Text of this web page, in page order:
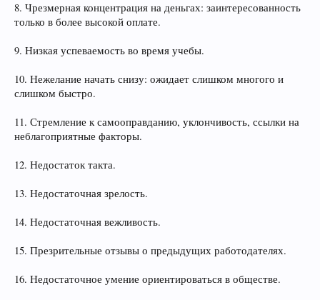
8. Чрезмерная концентрация на деньгах: заинтересованность
только в более высокой оплате.
9. Низкая успеваемость во время учебы.
10. Нежелание начать снизу: ожидает слишком многого и
слишком быстро.
11. Стремление к самооправданию, уклончивость, ссылки на
неблагоприятные факторы.
12. Недостаток такта.
13. Недостаточная зрелость.
14. Недостаточная вежливость.
15. Презрительные отзывы о предыдущих работодателях.
16. Недостаточное умение ориентироваться в обществе.